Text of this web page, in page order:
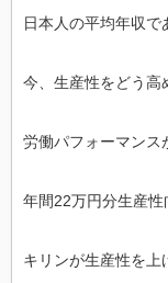
日本人の平均年収で
今、生産性をどう高
労働パフォーマンス
年間22万円分生産性
キリンが生産性を上